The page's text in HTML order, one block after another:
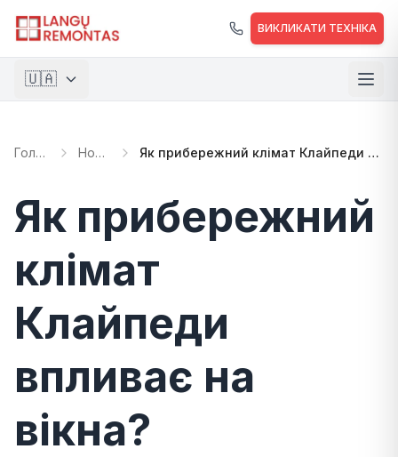
ВИКЛИКАТИ ТЕХНІКА
🇺🇦
🇺🇸 English
🇺🇦 Українська
Головна Новини Як прибережний клімат Клайпеди впливає на вікна?
Як прибережний
клімат
Клайпеди
впливає на
вікна?